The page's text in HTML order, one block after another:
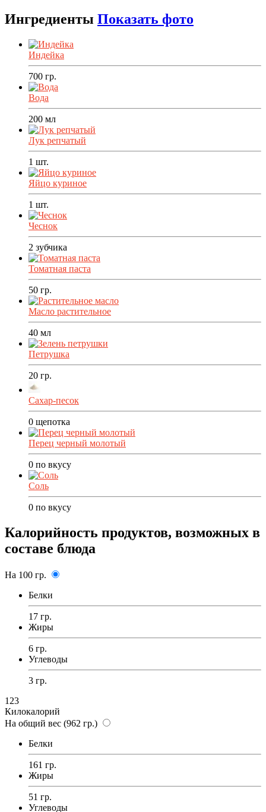
Ингредиенты Показать фото
Индейка
700 гр.
Вода
200 мл
Лук репчатый
1 шт.
Яйцо куриное
1 шт.
Чеснок
2 зубчика
Томатная паста
50 гр.
Масло растительное
40 мл
Петрушка
20 гр.
Сахар-песок
0 щепотка
Перец черный молотый
0 по вкусу
Соль
0 по вкусу
Калорийность продуктов, возможных в
составе блюда
На 100 гр.
Белки
17 гр.
Жиры
6 гр.
Углеводы
3 гр.
123
Килокалорий
На общий вес (962 гр.)
Белки
161 гр.
Жиры
51 гр.
Углеводы